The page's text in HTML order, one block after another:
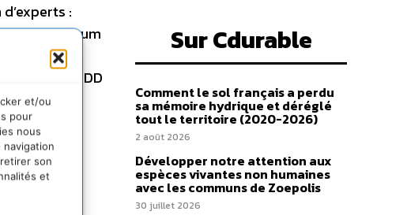
et/ou
pour
nous
son
et
:
du Forum
Sylvain
DD
Sur Cdurable
Comment le sol français a perdu
sa mémoire hydrique et déréglé
tout le territoire (2020-2026)
2 août 2026
Développer notre attention aux
espèces vivantes non humaines
avec les communs de Zoepolis
30 juillet 2026